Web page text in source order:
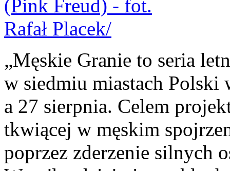
„Męskie Granie to seria
w siedmiu miastach
a 27 sierpnia. Celem
tkwiącej w męskim
poprzez zderzenie silnych